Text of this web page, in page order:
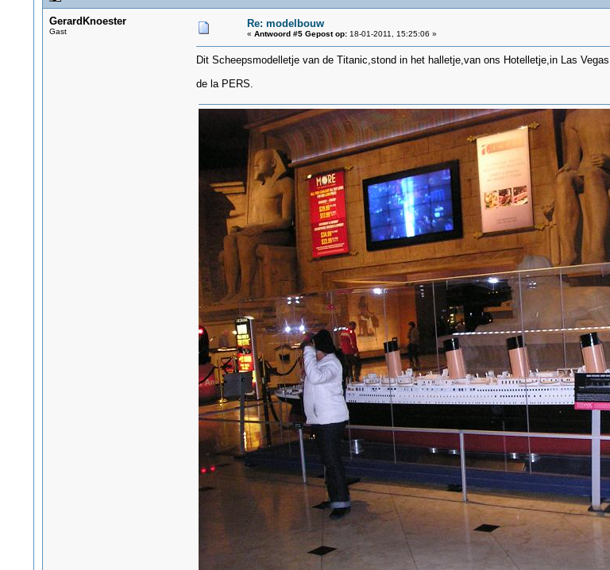
GerardKnoester
Gast
Re: modelbouw
« Antwoord #5 Gepost op:18-01-2011, 15:25:06 »
Dit Scheepsmodelletje van de Titanic,stond in het halletje,van ons Hotelletje,in Las Vegas
de la PERS.